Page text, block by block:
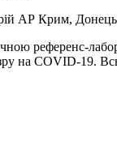
АР Крим,
референс-
на COVID-19.